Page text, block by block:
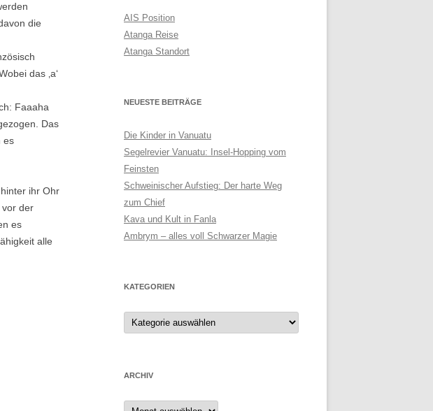
die
das ‚a‘
Faaaha
Das
es
ihr Ohr
der
es
alle
AIS Position
Atanga Reise
Atanga Standort
NEUESTE BEITRÄGE
Die Kinder in Vanuatu
Segelrevier Vanuatu: Insel-Hopping vom
Feinsten
Schweinischer Aufstieg: Der harte Weg
zum Chief
Kava und Kult in Fanla
Ambrym – alles voll Schwarzer Magie
KATEGORIEN
ARCHIV
Archiv